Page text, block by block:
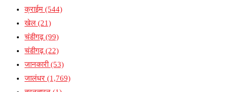
क्राईम (544)
खेल (21)
चंडीगढ़(99)
चंडीगढ़(22)
जानकारी(53)
जालंधर (1,769)